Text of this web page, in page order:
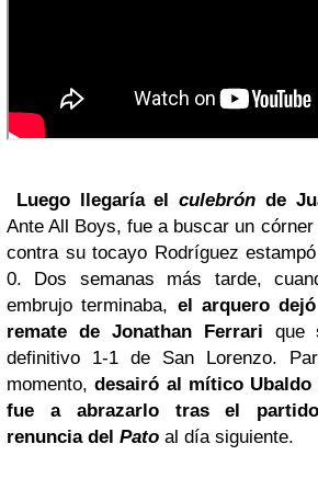
Luego llegaría el culebrón de
Ante All Boys, fue a buscar un
contra su tocayo Rodríguez
0. Dos semanas más tarde,
embrujo terminaba, el arquero
remate de Jonathan Ferrari que
definitivo 1-1 de San Lorenzo.
momento,desairó al mítico
fue a abrazarlo tras el
renuncia del Pato al día siguiente.